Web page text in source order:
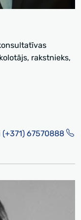
rakstnieks,
(+371) 67570888